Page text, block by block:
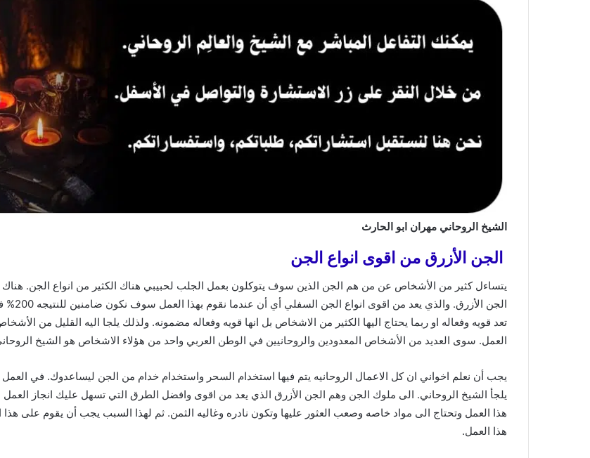
الشيخ الروحاني مهران ابو الحارث
الجن الأزرق من اقوى انواع الجن
يتساءل كثير من الأشخاص عن من هم الجن الذين سوف يتوكلون بعمل الجلب لحبيبي هناك الكثير من انواع الجن. هناك
الجن
تعد قويه وفعاله او ربما يحتاج اليها الكثير من الاشخاص بل انها قويه وفعاله مضمونه. ولذلك يلجا اليه القليل من
العمل. سوى العديد من الأشخاص المعدودين والروحانيين في الوطن العربي واحد من هؤلاء الاشخاص هو الشيخ
يجب أن نعلم اخواني ان كل الاعمال الروحانيه يتم فيها استخدام السحر واستخدام خدام من الجن ليساعدوك. في
يلجأ الشيخ الروحاني. الى ملوك الجن وهم الجن الأزرق الذي يعد من اقوى وافضل الطرق التي تسهل عليك انجاز
هذا العمل وتحتاج الى مواد خاصه وصعب العثور عليها وتكون نادره وغاليه الثمن. ثم لهذا السبب يجب أن يقوم على
هذا العمل.